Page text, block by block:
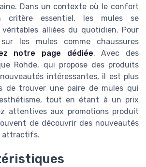
Dans un contexte où le confort
critère essentiel, les mules se
alliées du quotidien. Pour
les mules comme chaussures
notre page dédiée. Avec des
Rohde, qui propose des produits
intéressantes, il est plus
de trouver une paire de mules qui
tout en étant à un prix
attentives aux promotions produit
de découvrir des nouveautés
attractifs.